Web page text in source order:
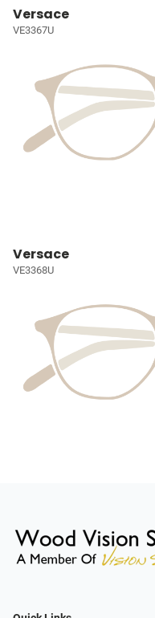
Versace
VE3367U
Versace
VE3368U